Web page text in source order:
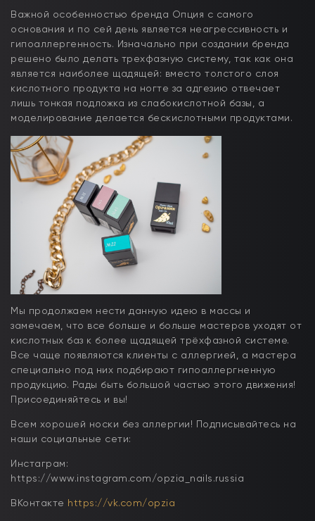
Важной особенностью бренда Опция с самого
основания и по сей день является неагрессивность и
гипоаллергенность. Изначально при создании бренда
решено было делать трехфазную систему, так как она
является наиболее щадящей: вместо толстого слоя
кислотного продукта на ногте за адгезию отвечает
лишь тонкая подложка из слабокислотной базы, а
моделирование делается бескислотными продуктами.
Мы продолжаем нести данную идею в массы и
замечаем, что все больше и больше мастеров уходят от
кислотных баз к более щадящей трёхфазной системе.
Все чаще появляются клиенты с аллергией, а мастера
специально под них подбирают гипоаллергненную
продукцию. Рады быть большой частью этого движения!
Присоединяйтесь и вы!
Всем хорошей носки без аллергии! Подписывайтесь на
наши социальные сети:
Инстаграм:
https://www.instagram.com/opzia_nails.russia
ВКонтакте https://vk.com/opzia